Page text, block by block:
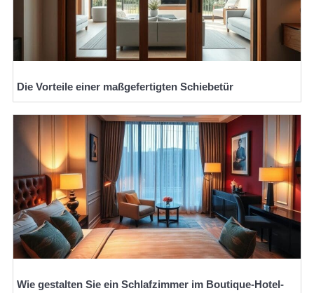
Die Vorteile einer maßgefertigten Schiebetür
Wie gestalten Sie ein Schlafzimmer im Boutique-Hotel-